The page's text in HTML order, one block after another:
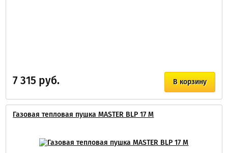
В корзину
7 315 руб.
Газовая тепловая пушка MASTER BLP 17 M